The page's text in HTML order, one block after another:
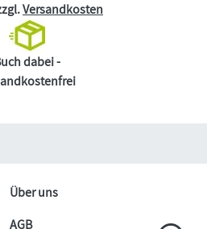
Versandkosten
dabei -
Über uns
AGB